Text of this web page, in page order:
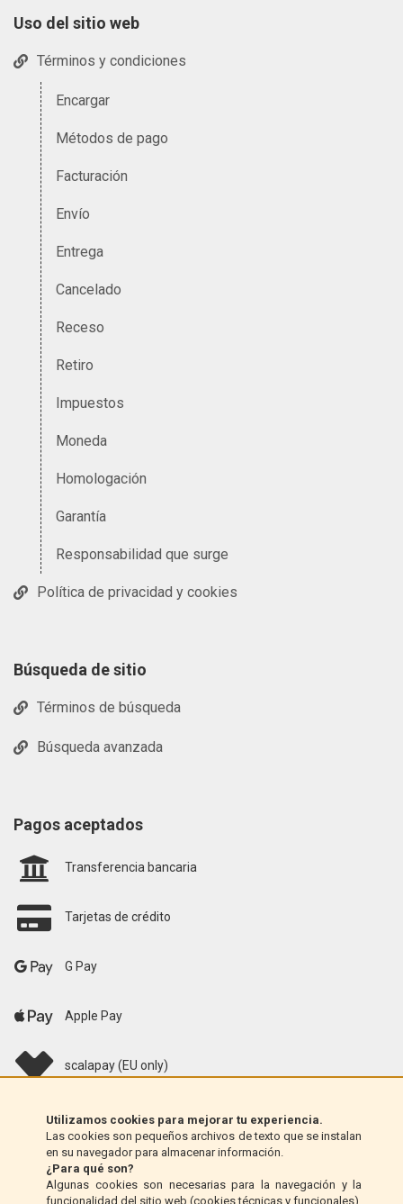
Utilizamos cookies para mejorar tu experiencia.
Las cookies son pequeños archivos de texto que se instalan
en su navegador para almacenar información.
¿Para qué son?
Algunas cookies son necesarias para la navegación y la
funcionalidad del sitio web (cookies técnicas y funcionales),
Uso del sitio web
Términos y condiciones
Encargar
Métodos de pago
Facturación
Envío
Entrega
Cancelado
Receso
Retiro
Impuestos
Moneda
Homologación
Garantía
Responsabilidad que surge
Política de privacidad y cookies
Búsqueda de sitio
Términos de búsqueda
Búsqueda avanzada
Pagos aceptados
Transferencia bancaria
Tarjetas de crédito
G Pay
Apple Pay
scalapay (EU only)
Klarna (solo UE)
Giro postal (solo Italia)